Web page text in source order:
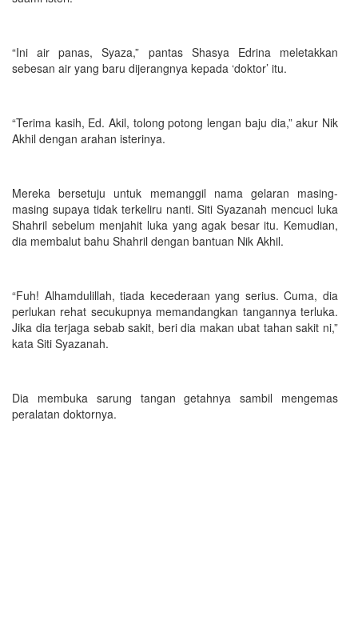
“Ini air panas, Syaza,” pantas Shasya Edrina meletakkan
sebesan air yang baru dijerangnya kepada ‘doktor’ itu.
“Terima kasih, Ed. Akil, tolong potong lengan baju dia,” akur Nik
Akhil dengan arahan isterinya.
Mereka bersetuju untuk memanggil nama gelaran masing-
masing supaya tidak terkeliru nanti. Siti Syazanah mencuci luka
Shahril sebelum menjahit luka yang agak besar itu. Kemudian,
dia membalut bahu Shahril dengan bantuan Nik Akhil.
“Fuh! Alhamdulillah, tiada kecederaan yang serius. Cuma, dia
perlukan rehat secukupnya memandangkan tangannya terluka.
Jika dia terjaga sebab sakit, beri dia makan ubat tahan sakit ni,”
kata Siti Syazanah.
Dia membuka sarung tangan getahnya sambil mengemas
peralatan doktornya.